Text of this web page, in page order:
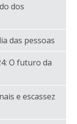
dos
das pessoas
O futuro da
e escassez